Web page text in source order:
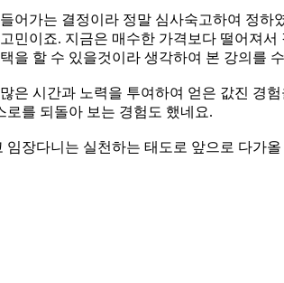
어가는 결정이라 정말 심사숙고하여 정
민이죠. 지금은 매수한 가격보다 떨어져
을 할 수 있을것이라 생각하여 본 강의를
은 시간과 노력을 투여하여 얻은 값진 경
를 되돌아 보는 경험도 했네요.
임장다니는 실천하는 태도로 앞으로 다가